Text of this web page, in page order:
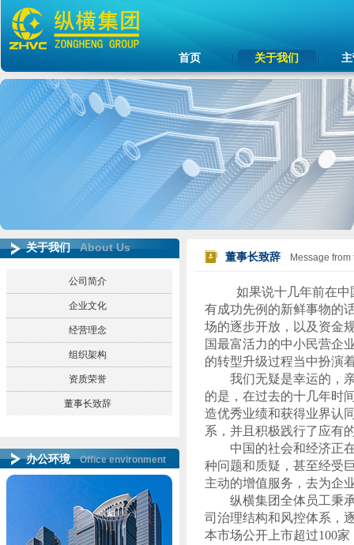
首页 关于我们
关于我们 About Us
董事长致辞 Message
公司简介
企业文化
经营理念
组织架构
资质荣誉
董事长致辞
如果说十几年前在
有成功先例的新鲜事物的
场的逐步开放，以及资金
国最富活力的中小民营企
的转型升级过程当中扮演
我们无疑是幸运的，
的是，在过去的十几年时
造优秀业绩和获得业界认
系，并且积极践行了应有
中国的社会和经济正
种问题和质疑，甚至经受
主动的增值服务，去为企
纵横集团全体员工秉
司治理结构和风控体系，
本市场公开上市超过100家
办公环境 Office environment